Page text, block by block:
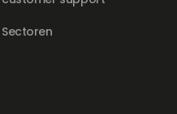
Sectoren